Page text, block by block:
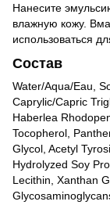
Нанесите
влажную кожу.
использоваться
Состав
Water/Aqua/Eau,
Caprylic/Capric
Haberlea
Tocopherol,
Glycol, Acetyl
Hydrolyzed Soy
Lecithin, Xanthan